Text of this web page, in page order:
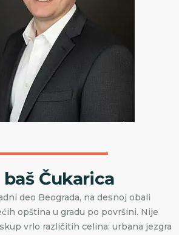
Čukarica
deo Beograda, na desnoj obali
opština u gradu po površini. Nije
vrlo različitih celina: urbana jezgra